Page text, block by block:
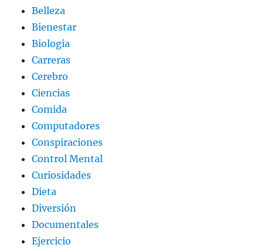
Belleza
Bienestar
Biologia
Carreras
Cerebro
Ciencias
Comida
Computadores
Conspiraciones
Control Mental
Curiosidades
Dieta
Diversión
Documentales
Ejercicio